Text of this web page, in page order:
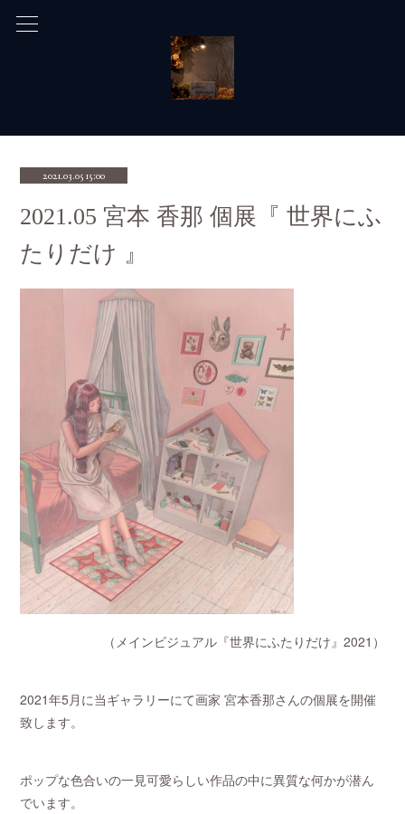
2021.03.05 15:00
2021.05 宮本 香那 個展『 世界にふ
たりだけ 』
（メインビジュアル『世界にふたりだけ』2021）
2021年5月に当ギャラリーにて画家 宮本香那さんの個展を開催
致します。
ポップな色合いの一見可愛らしい作品の中に異質な何かが潜ん
でいます。